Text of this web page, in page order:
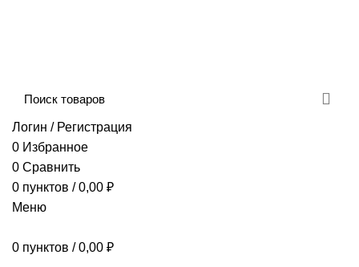
Логин / Регистрация
0 Избранное
0 Сравнить
0 пунктов / 0,00 ₽
Меню
0 пунктов / 0,00 ₽